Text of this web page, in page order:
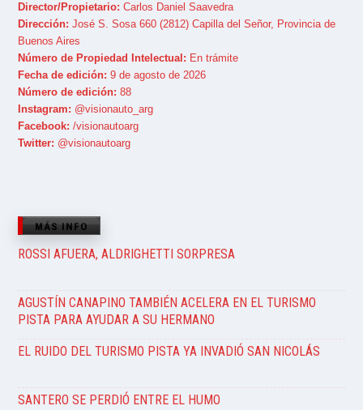
Director/Propietario: Carlos Daniel Saavedra
Dirección: José S. Sosa 660 (2812) Capilla del Señor, Provincia de
Buenos Aires
Número de Propiedad Intelectual: En trámite
Fecha de edición: 9 de agosto de 2026
Número de edición: 88
Instagram: @visionauto_arg
Facebook: /visionautoarg
Twitter: @visionautoarg
MÁS INFO
ROSSI AFUERA, ALDRIGHETTI SORPRESA
AGUSTÍN CANAPINO TAMBIÉN ACELERA EN EL TURISMO
PISTA PARA AYUDAR A SU HERMANO
EL RUIDO DEL TURISMO PISTA YA INVADIÓ SAN NICOLÁS
SANTERO SE PERDIÓ ENTRE EL HUMO